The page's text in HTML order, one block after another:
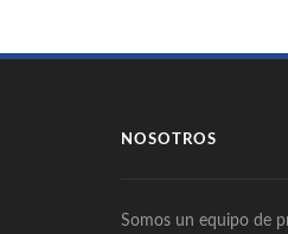
NOSOTROS
Somos un equipo de